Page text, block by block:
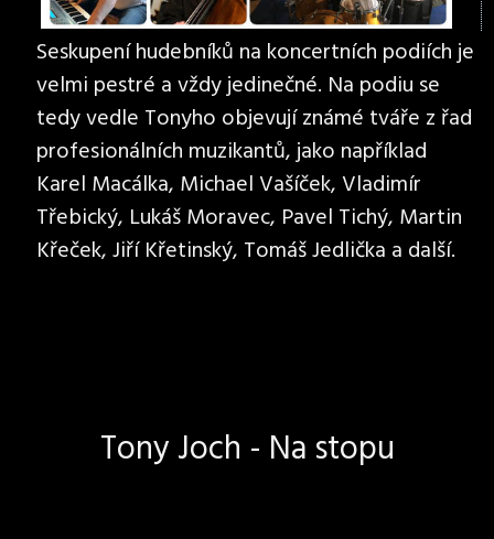
Seskupení hudebníků na koncertních podiích je
velmi pestré a vždy jedinečné. Na podiu se
tedy vedle Tonyho objevují známé tváře z řad
profesionálních muzikantů, jako například
Karel Macálka, Michael Vašíček, Vladimír
Třebický, Lukáš Moravec, Pavel Tichý, Martin
Křeček, Jiří Křetinský, Tomáš Jedlička a další.
Tony Joch - Na stopu